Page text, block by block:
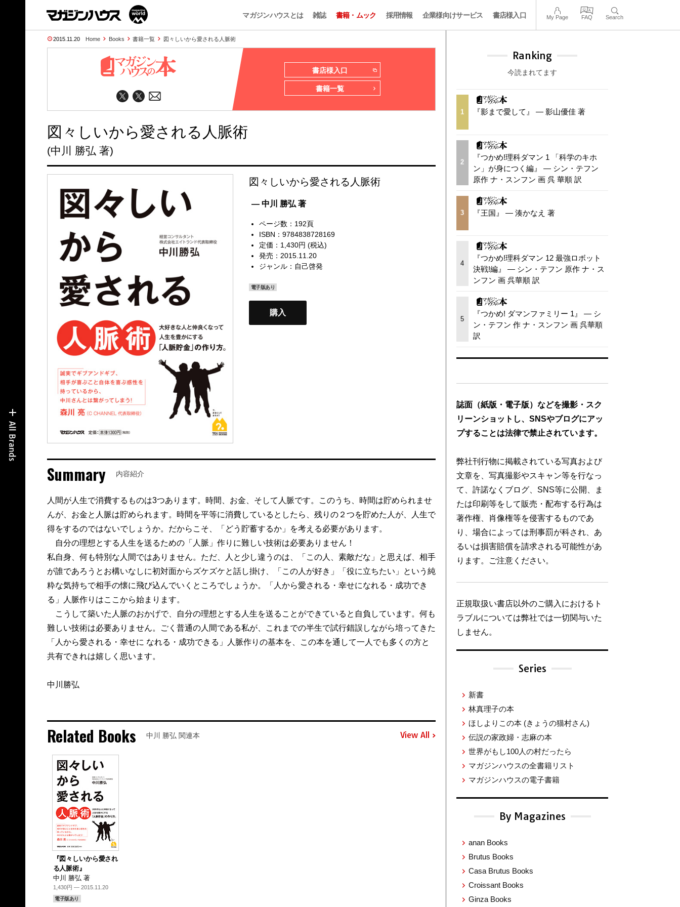
マガジンハウスとは 雑誌 書籍・ムック 採用情報 企業様向けサービス 書店様入口 My Page FAQ Search
2015.11.20 Home Books 書籍一覧 図々しいから愛される人脈術
書店様入口
書籍一覧
図々しいから愛される人脈術
(中川 勝弘 著)
図々しいから愛される人脈術
— 中川 勝弘 著
ページ数：192頁
ISBN：9784838728169
定価：1,430円 (税込)
発売：2015.11.20
ジャンル： 自己啓発
電子版あり
購入
Summary 内容紹介
人間が人生で消費するものは3つあります。時間、お金、そして人脈です。このうち、時間は貯められませ
んが、お金と人脈は貯められます。時間を平等に消費しているとしたら、残りの２つを貯めた人が、人生で
得をするのではないでしょうか。だからこそ、「どう貯蓄するか」を考える必要があります。
自分の理想とする人生を送るための「人脈」作りに難しい技術は必要ありません！
私自身、何も特別な人間ではありません。ただ、人と少し違うのは、「この人、素敵だな」と思えば、相手
が誰であろうとお構いなしに初対面からズケズケと話し掛け、「この人が好き」「役に立ちたい」という純
粋な気持ちで相手の懐に飛び込んでいくところでしょうか。「人から愛される・幸せになれる・成功でき
る」人脈作りはここから始まります。
こうして築いた人脈のおかげで、自分の理想とする人生を送ることができていると自負しています。何も
難しい技術は必要ありません。ごく普通の人間である私が、これまでの半生で試行錯誤しながら培ってきた
「人から愛される・幸せに なれる・成功できる」人脈作りの基本を、この本を通して一人でも多くの方と
共有できれは嬉しく思います。
中川勝弘
Related Books 中川 勝弘 関連本 View All
『図々しいから愛され
る人脈術』
中川 勝弘 著
1,430円 — 2015.11.20
電子版あり
Ranking
今読まれてます
1 『影まで愛して』 — 影山優佳 著
2
『つかめ!理科ダマン 1 「科学のキホ
ン」が身につく編』 — シン・テフン
原作 ナ・スンフン 画 呉 華順 訳
3 『王国』 — 湊かなえ 著
4
『つかめ!理科ダマン 12 最強ロボット
決戦!編』 — シン・テフン 原作 ナ・ス
ンフン 画 呉華順 訳
5
『つかめ! ダマンファミリー 1』 — シ
ン・テフン 作 ナ・スンフン 画 呉華順
訳
誌面（紙版・電子版）などを撮影・スク
リーンショットし、SNSやブログにアッ
プすることは法律で禁止されています。
弊社刊行物に掲載されている写真および
文章を、写真撮影やスキャン等を行なっ
て、許諾なくブログ、SNS等に公開、ま
たは印刷等をして販売・配布する行為は
著作権、肖像権等を侵害するものであ
り、場合によっては刑事罰が科され、あ
るいは損害賠償を請求される可能性があ
ります。ご注意ください。
正規取扱い書店以外のご購入におけるト
ラブルについては弊社では一切関与いた
しません。
Series
新書
林真理子の本
ほしよりこの本 (きょうの猫村さん)
伝説の家政婦・志麻の本
世界がもし100人の村だったら
マガジンハウスの全書籍リスト
マガジンハウスの電子書籍
By Magazines
anan Books
Brutus Books
Casa Brutus Books
Croissant Books
Ginza Books